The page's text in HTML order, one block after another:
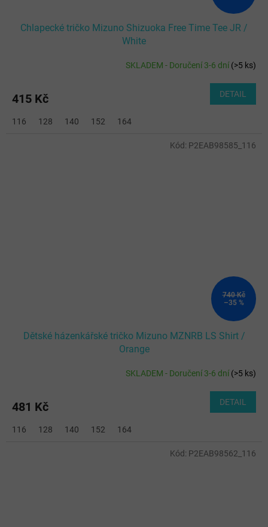
Chlapecké tričko Mizuno Shizuoka Free Time Tee JR /
White
SKLADEM - Doručení 3-6 dní(>5 ks)
415 Kč DETAIL
116 128 140 152 164
740 Kč
–35 %
Dětské házenkářské tričko Mizuno MZNRB LS Shirt /
Orange
SKLADEM - Doručení 3-6 dní(>5 ks)
481 Kč DETAIL
116 128 140 152 164
Kód: P2EAB98585_116
Kód: P2EAB98562_116